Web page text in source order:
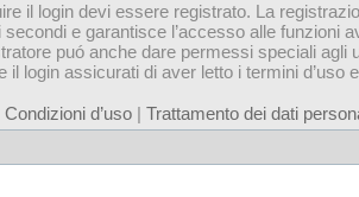
il login devi essere registrato. La
secondi e garantisce l’accesso alle funzioni
puó anche dare permessi speciali agli
il login assicurati di aver letto i termini d’uso
Condizioni d’uso | Trattamento dei dati